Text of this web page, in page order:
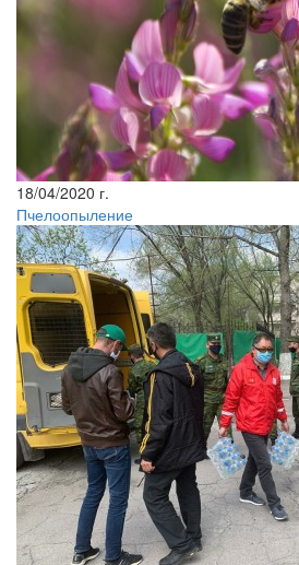
18/04/2020 г.
Пчелоопыление